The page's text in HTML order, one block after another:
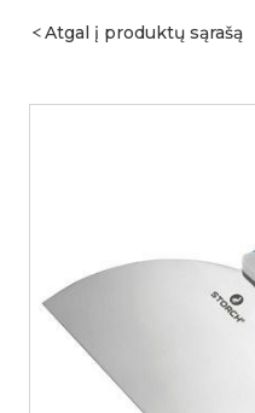
Atgal į produktų sąrašą